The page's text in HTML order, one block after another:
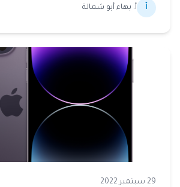
أ أ. بهاء أبو شمالة
29 سبتمبر 2022